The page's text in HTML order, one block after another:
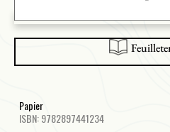
Papier
ISBN: 9782897441234